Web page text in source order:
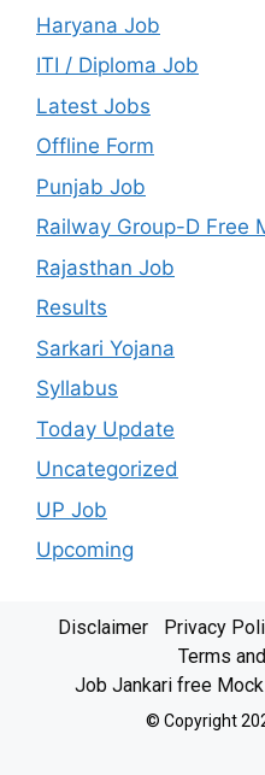
Haryana Job
ITI / Diploma Job
Latest Jobs
Offline Form
Punjab Job
Railway Group-D Free
Rajasthan Job
Results
Sarkari Yojana
Syllabus
Today Update
Uncategorized
UP Job
Upcoming
Disclaimer Privacy
Terms
Job Jankari free
© Copyright